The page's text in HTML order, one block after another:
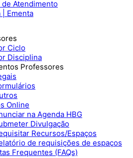
de Atendimento
| Ementa
Ciclo
Disciplina
Professores
Online
na Agenda HBG
Divulgação
Recursos/Espaços
de requisições de espaços
Frequentes (FAQs)